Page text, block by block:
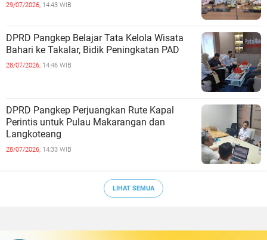
29/07/2026, 14:43 WIB
DPRD Pangkep Belajar Tata Kelola Wisata
Bahari ke Takalar, Bidik Peningkatan PAD
28/07/2026, 14:46 WIB
DPRD Pangkep Perjuangkan Rute Kapal
Perintis untuk Pulau Makarangan dan
Langkoteang
28/07/2026, 14:33 WIB
LIHAT SEMUA